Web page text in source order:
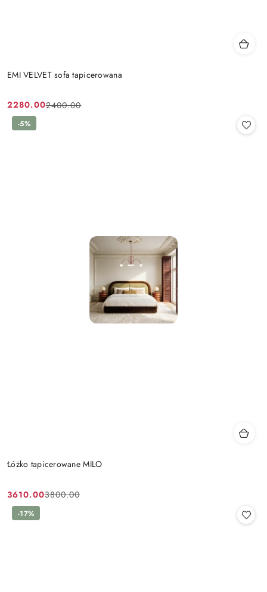
EMI VELVET sofa tapicerowana
Cena
promocyjna:
2280.00
Cena
przed
2400.00
Łóżko tapicerowane MILO
Cena
promocyjna:
3610.00
Cena
przed
3800.00
-5%
-17%